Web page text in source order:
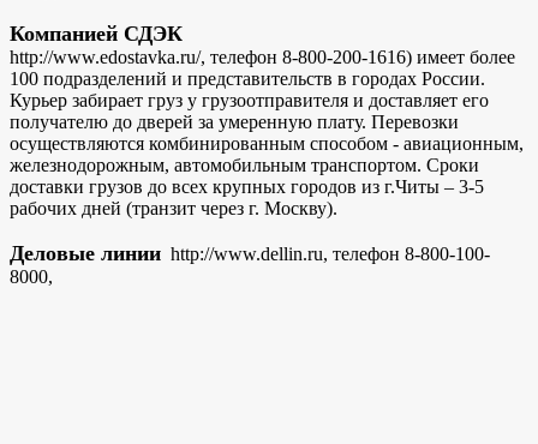
Компанией СДЭК
http://www.edostavka.ru/, телефон 8-800-200-1616) имеет более
100 подразделений и представительств в городах России.
Курьер забирает груз у грузоотправителя и доставляет его
получателю до дверей за умеренную плату. Перевозки
осуществляются комбинированным способом - авиационным,
железнодорожным, автомобильным транспортом. Сроки
доставки грузов до всех крупных городов из г.Читы – 3-5
рабочих дней (транзит через г. Москву).
Деловые линии http://www.dellin.ru, телефон 8-800-100-
8000,